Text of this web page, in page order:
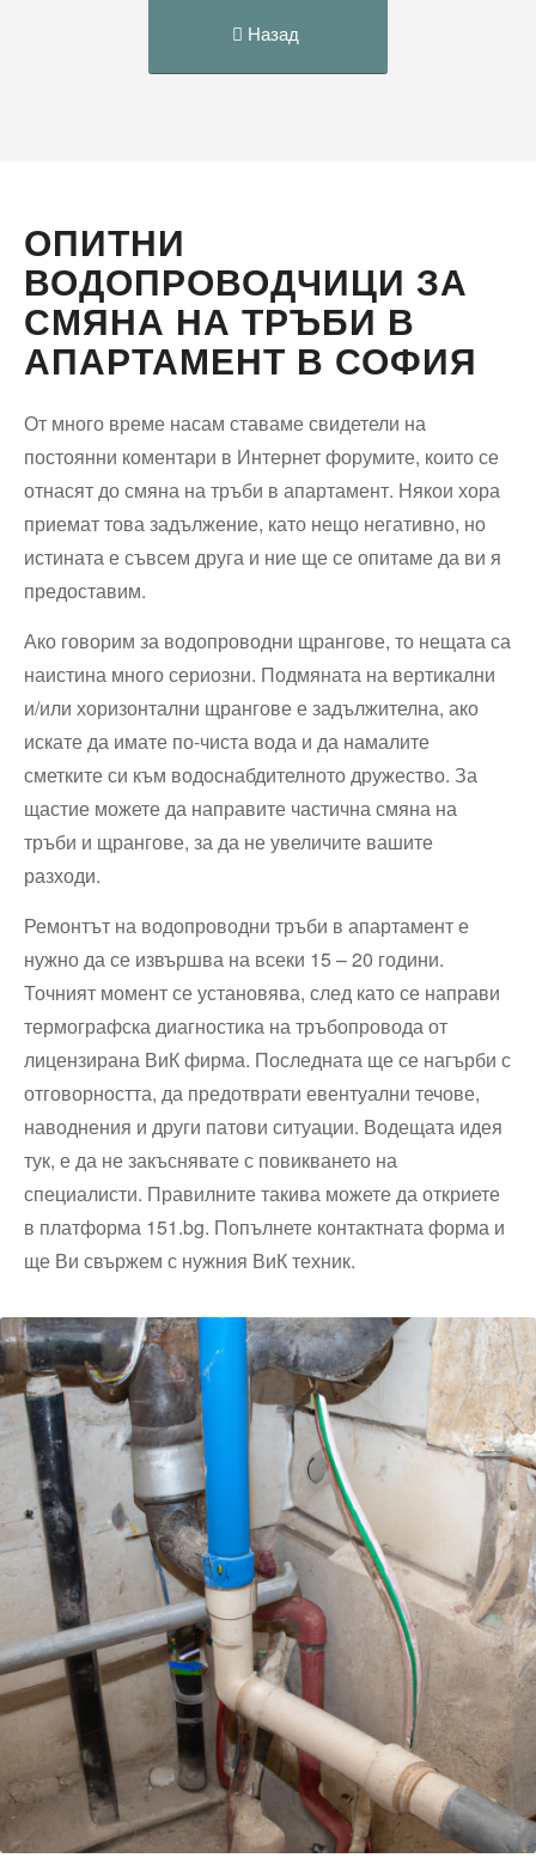
Назад
ОПИТНИ
ВОДОПРОВОДЧИЦИ ЗА
СМЯНА НА ТРЪБИ В
АПАРТАМЕНТ В СОФИЯ
От много време насам ставаме свидетели на
постоянни коментари в Интернет форумите, които се
отнасят до смяна на тръби в апартамент. Някои хора
приемат това задължение, като нещо негативно, но
истината е съвсем друга и ние ще се опитаме да ви я
предоставим.
Ако говорим за водопроводни щрангове, то нещата са
наистина много сериозни. Подмяната на вертикални
и/или хоризонтални щрангове е задължителна, ако
искате да имате по-чиста вода и да намалите
сметките си към водоснабдителното дружество. За
щастие можете да направите частична смяна на
тръби и щрангове, за да не увеличите вашите
разходи.
Ремонтът на водопроводни тръби в апартамент е
нужно да се извършва на всеки 15 – 20 години.
Точният момент се установява, след като се направи
термографска диагностика на тръбопровода от
лицензирана ВиК фирма. Последната ще се нагърби с
отговорността, да предотврати евентуални течове,
наводнения и други патови ситуации. Водещата идея
тук, е да не закъснявате с повикването на
специалисти. Правилните такива можете да откриете
в платформа 151.bg. Попълнете контактната форма и
ще Ви свържем с нужния ВиК техник.